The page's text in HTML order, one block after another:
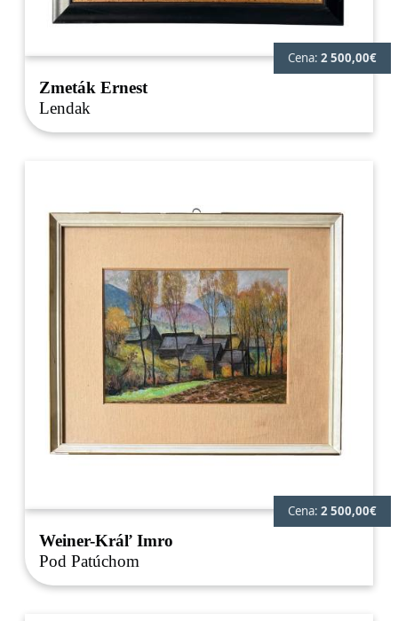
Cena: 2 500,00€
Zmeták Ernest
Lendak
Cena: 2 500,00€
Weiner-Kráľ Imro
Pod Patúchom